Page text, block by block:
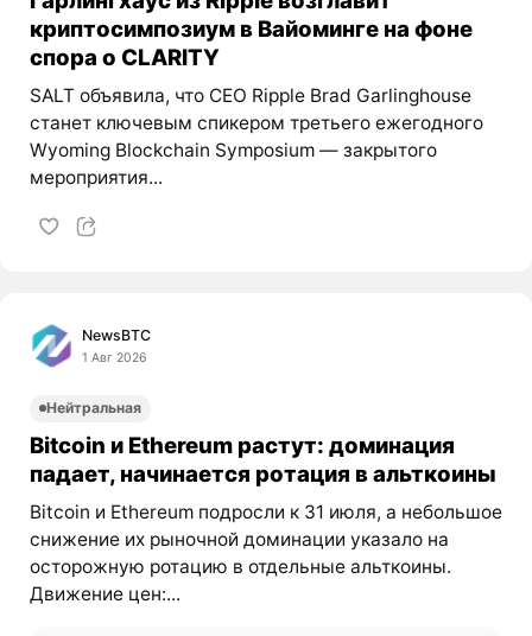
криптосимпозиум в Вайоминге на фоне
спора о CLARITY
SALT объявила, что CEO Ripple Brad Garlinghouse
станет ключевым спикером третьего ежегодного
Wyoming Blockchain Symposium — закрытого
мероприятия...
NewsBTC
1 Авг 2026
Нейтральная
Bitcoin и Ethereum растут: доминация
падает, начинается ротация в альткоины
Bitcoin и Ethereum подросли к 31 июля, а небольшое
снижение их рыночной доминации указало на
осторожную ротацию в отдельные альткоины.
Движение цен:...